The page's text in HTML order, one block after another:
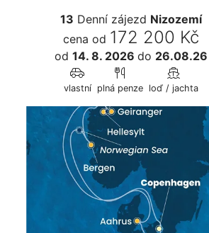
13 Denní zájezd Nizozemí
cena od 172 200 Kč
od 14. 8. 2026 do 26.08.26
vlastní plná penze loď / jachta